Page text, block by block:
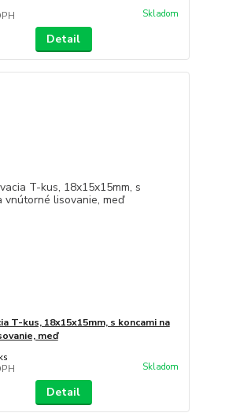
Skladom
Detail
T-kus, 18x15x15mm, s koncami na
meď
Skladom
Detail